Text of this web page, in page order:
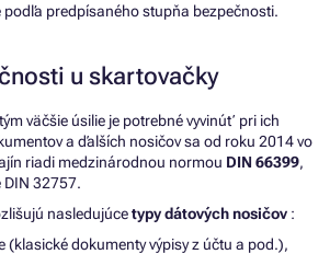
podľa predpísaného stupňa bezpečnosti.
u skartovačky
väčšie úsilie je potrebné vyvinúť pri ich
a ďalších nosičovsa od roku 2014vo
riadi medzinárodnou normou DIN 66399,
32757.
nasledujúcetypy dátových nosičov :
(klasické dokumenty výpisyz účtu a pod.),